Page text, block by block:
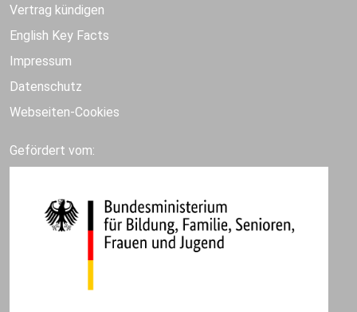
Vertrag kündigen
English Key Facts
Impressum
Datenschutz
Webseiten-Cookies
Gefördert vom: